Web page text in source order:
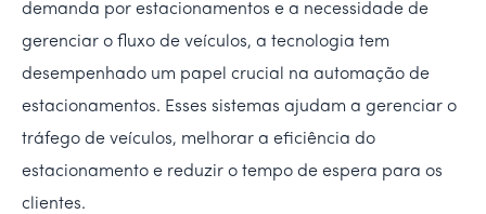
demanda por estacionamentos e a necessidade de
gerenciar o fluxo de veículos, a tecnologia tem
desempenhado um papel crucial na automação de
estacionamentos. Esses sistemas ajudam a gerenciar o
tráfego de veículos, melhorar a eficiência do
estacionamento e reduzir o tempo de espera para os
clientes.